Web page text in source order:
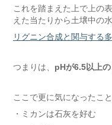
これを踏まえた上で上の
えた当たりから土壌中の
リグニン合成と関与する
つまりは、 pHが6.5以上
ここで更に気になったこと
・ミカンは石灰を好む